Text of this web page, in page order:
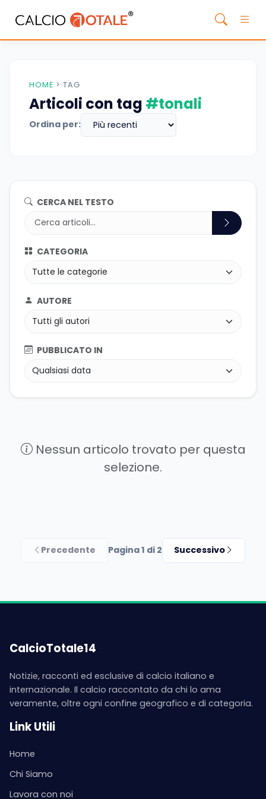
HOME > TAG
Articoli con tag #tonali
Ordina per:
CERCA NEL TESTO
CATEGORIA
AUTORE
PUBBLICATO IN
Nessun articolo trovato per questa
selezione.
Precedente Pagina 1 di 2 Successivo
CalcioTotale14
Notizie, racconti ed esclusive di calcio italiano e
internazionale. Il calcio raccontato da chi lo ama
veramente, oltre ogni confine geografico e di categoria.
Link Utili
Home
Chi Siamo
Lavora con noi